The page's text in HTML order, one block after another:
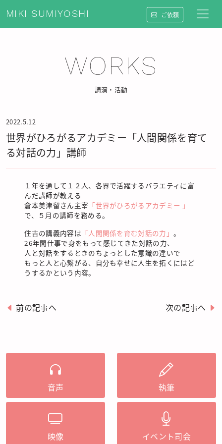
MIKI SUMIYOSHI ご依頼
WORKS
講演・活動
2022.5.12
世界がひろがるアカデミー「人間関係を育て
る対話の力」講師
１年を通して１２人、各界で活躍するバラエティに富
んだ講師が教える
倉本美津留さん主宰 「世界がひろがるアカデミー 」
で、５月の講師を務める。
住吉の講義内容は 「人間関係を育む対話の力」。
26年間仕事で身をもって感じてきた対話の力、
人と対話をするときのちょっとした意識の違いで
もっと人と心繋がる、自分も幸せに人生を拓くにはど
うするかという内容。
前の記事へ 次の記事へ
音声 執筆
映像 イベント司会